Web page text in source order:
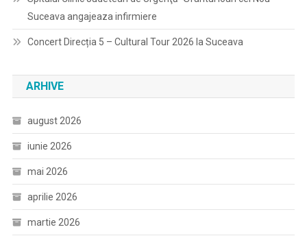
Suceava angajeaza infirmiere
Concert Direcția 5 – Cultural Tour 2026 la Suceava
ARHIVE
august 2026
iunie 2026
mai 2026
aprilie 2026
martie 2026